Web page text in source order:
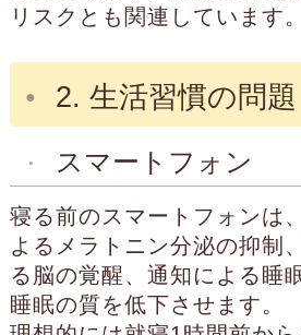
リスクとも関連しています。
2. 生活習慣の問題
スマートフォン
寝る前のスマートフォンは
よるメラトニン分泌の抑制
る脳の覚醒、通知による睡
睡眠の質を低下させます。